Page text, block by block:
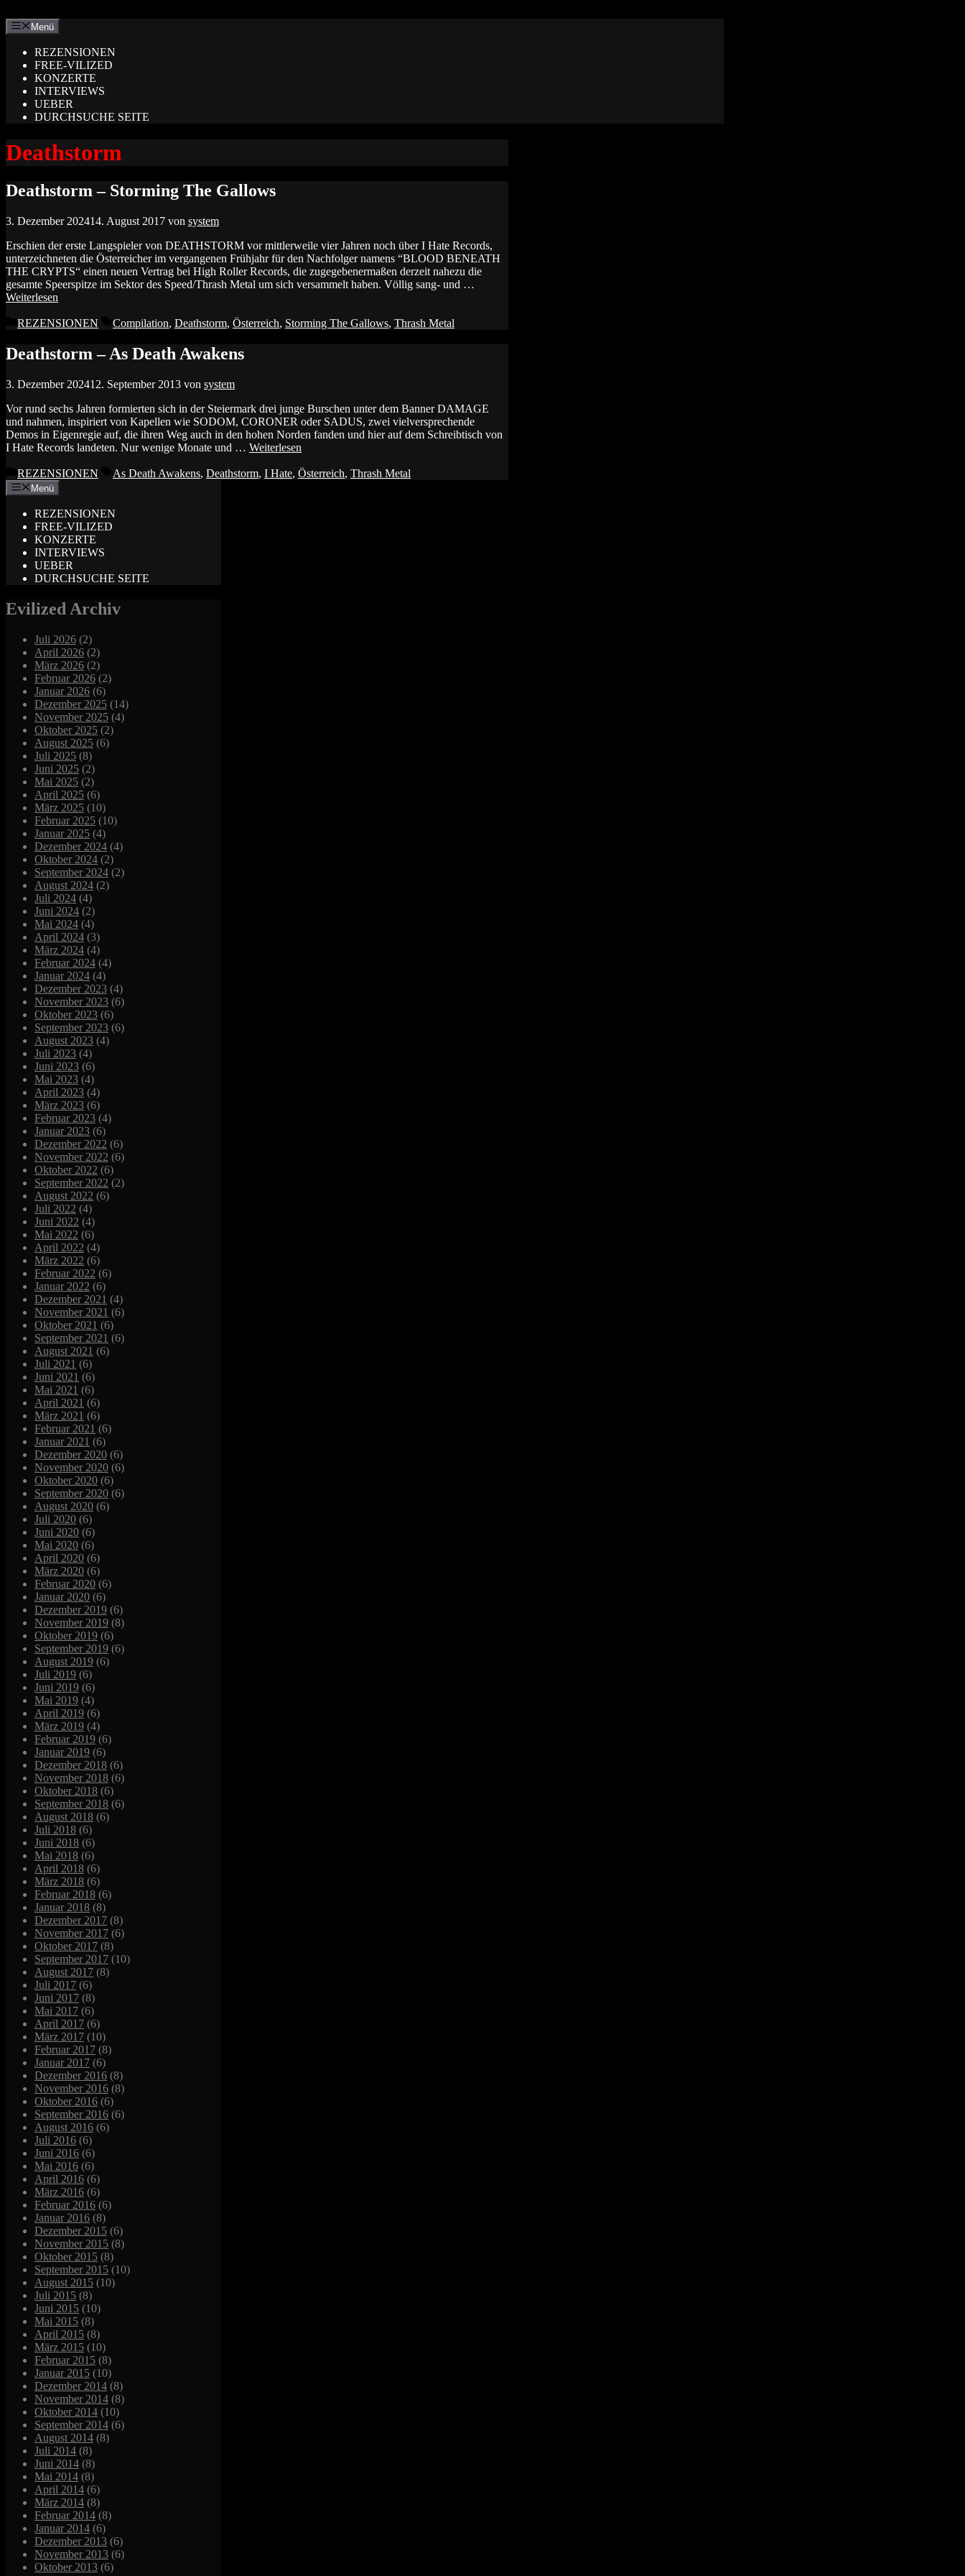
Inhalt
springen
Menü
REZENSIONEN
FREE-VILIZED
KONZERTE
INTERVIEWS
UEBER
DURCHSUCHE SEITE
Deathstorm
Deathstorm – Storming The Gallows
3. Dezember 202414. August 2017 von system
Erschien der erste Langspieler von DEATHSTORM vor mittlerweile vier Jahren noch über I Hate Records,
unterzeichneten die Österreicher im vergangenen Frühjahr für den Nachfolger namens “BLOOD BENEATH
THE CRYPTS“ einen neuen Vertrag bei High Roller Records, die zugegebenermaßen derzeit nahezu die
gesamte Speerspitze im Sektor des Speed/Thrash Metal um sich versammelt haben. Völlig sang- und …
Weiterlesen
Kategorien
REZENSIONEN Schlagwörter
Compilation, Deathstorm, Österreich, Storming The Gallows, Thrash Metal
Deathstorm – As Death Awakens
3. Dezember 202412. September 2013 von system
Vor rund sechs Jahren formierten sich in der Steiermark drei junge Burschen unter dem Banner DAMAGE
und nahmen, inspiriert von Kapellen wie SODOM, CORONER oder SADUS, zwei vielversprechende
Demos in Eigenregie auf, die ihren Weg auch in den hohen Norden fanden und hier auf dem Schreibtisch von
I Hate Records landeten. Nur wenige Monate und … Weiterlesen
Kategorien
REZENSIONEN Schlagwörter
As Death Awakens, Deathstorm, I Hate, Österreich, Thrash Metal
Menü
REZENSIONEN
FREE-VILIZED
KONZERTE
INTERVIEWS
UEBER
DURCHSUCHE SEITE
Evilized Archiv
Juli 2026 (2)
April 2026 (2)
März 2026 (2)
Februar 2026 (2)
Januar 2026 (6)
Dezember 2025 (14)
November 2025 (4)
Oktober 2025 (2)
August 2025 (6)
Juli 2025 (8)
Juni 2025 (2)
Mai 2025 (2)
April 2025 (6)
März 2025 (10)
Februar 2025 (10)
Januar 2025 (4)
Dezember 2024 (4)
Oktober 2024 (2)
September 2024 (2)
August 2024 (2)
Juli 2024 (4)
Juni 2024 (2)
Mai 2024 (4)
April 2024 (3)
März 2024 (4)
Februar 2024 (4)
Januar 2024 (4)
Dezember 2023 (4)
November 2023 (6)
Oktober 2023 (6)
September 2023 (6)
August 2023 (4)
Juli 2023 (4)
Juni 2023 (6)
Mai 2023 (4)
April 2023 (4)
März 2023 (6)
Februar 2023 (4)
Januar 2023 (6)
Dezember 2022 (6)
November 2022 (6)
Oktober 2022 (6)
September 2022 (2)
August 2022 (6)
Juli 2022 (4)
Juni 2022 (4)
Mai 2022 (6)
April 2022 (4)
März 2022 (6)
Februar 2022 (6)
Januar 2022 (6)
Dezember 2021 (4)
November 2021 (6)
Oktober 2021 (6)
September 2021 (6)
August 2021 (6)
Juli 2021 (6)
Juni 2021 (6)
Mai 2021 (6)
April 2021 (6)
März 2021 (6)
Februar 2021 (6)
Januar 2021 (6)
Dezember 2020 (6)
November 2020 (6)
Oktober 2020 (6)
September 2020 (6)
August 2020 (6)
Juli 2020 (6)
Juni 2020 (6)
Mai 2020 (6)
April 2020 (6)
März 2020 (6)
Februar 2020 (6)
Januar 2020 (6)
Dezember 2019 (6)
November 2019 (8)
Oktober 2019 (6)
September 2019 (6)
August 2019 (6)
Juli 2019 (6)
Juni 2019 (6)
Mai 2019 (4)
April 2019 (6)
März 2019 (4)
Februar 2019 (6)
Januar 2019 (6)
Dezember 2018 (6)
November 2018 (6)
Oktober 2018 (6)
September 2018 (6)
August 2018 (6)
Juli 2018 (6)
Juni 2018 (6)
Mai 2018 (6)
April 2018 (6)
März 2018 (6)
Februar 2018 (6)
Januar 2018 (8)
Dezember 2017 (8)
November 2017 (6)
Oktober 2017 (8)
September 2017 (10)
August 2017 (8)
Juli 2017 (6)
Juni 2017 (8)
Mai 2017 (6)
April 2017 (6)
März 2017 (10)
Februar 2017 (8)
Januar 2017 (6)
Dezember 2016 (8)
November 2016 (8)
Oktober 2016 (6)
September 2016 (6)
August 2016 (6)
Juli 2016 (6)
Juni 2016 (6)
Mai 2016 (6)
April 2016 (6)
März 2016 (6)
Februar 2016 (6)
Januar 2016 (8)
Dezember 2015 (6)
November 2015 (8)
Oktober 2015 (8)
September 2015 (10)
August 2015 (10)
Juli 2015 (8)
Juni 2015 (10)
Mai 2015 (8)
April 2015 (8)
März 2015 (10)
Februar 2015 (8)
Januar 2015 (10)
Dezember 2014 (8)
November 2014 (8)
Oktober 2014 (10)
September 2014 (6)
August 2014 (8)
Juli 2014 (8)
Juni 2014 (8)
Mai 2014 (8)
April 2014 (6)
März 2014 (8)
Februar 2014 (8)
Januar 2014 (6)
Dezember 2013 (6)
November 2013 (6)
Oktober 2013 (6)